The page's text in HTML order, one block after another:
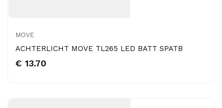
MOVE
ACHTERLICHT MOVE TL265 LED BATT SPATB
€ 13.70